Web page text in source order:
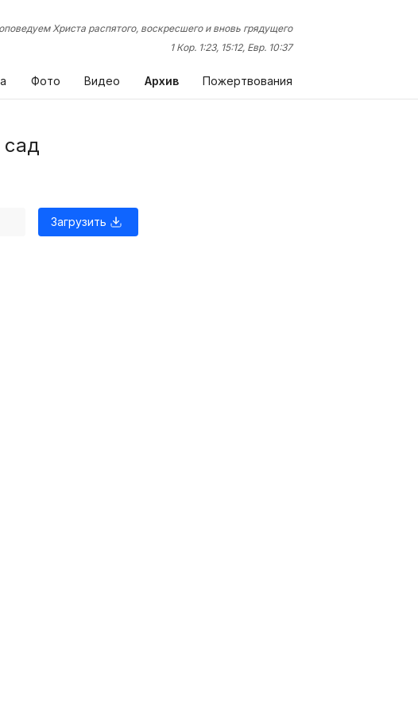
Христа распятого, воскресшего и вновь грядущего
1 Кор. 1:23, 15:12, Евр. 10:37
Фото Видео Архив Пожертвования
Загрузить